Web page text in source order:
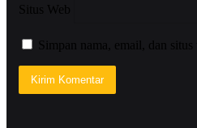
Situs Web
Simpan nama, email, dan